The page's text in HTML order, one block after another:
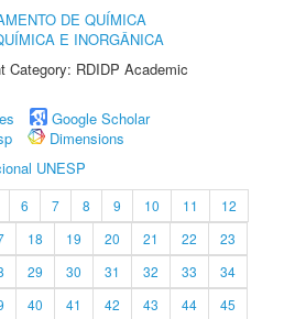
DE QUÍMICA
E INORGÂNICA
Category: RDIDP Academic
Google Scholar
Dimensions
UNESP
6 7 8 9 10 11
12
18 19 20 21 22
23
29 30 31 32 33
34
40 41 42 43 44
45